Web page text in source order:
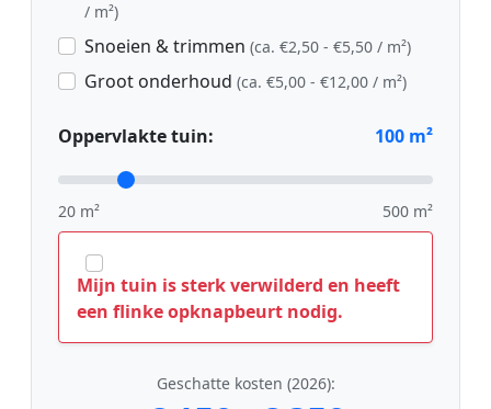
/ m²)
Snoeien & trimmen (ca. €2,50 - €5,50 / m²)
Groot onderhoud (ca. €5,00 - €12,00 / m²)
Oppervlakte tuin: 100 m²
20 m² 500 m²
Mijn tuin is sterk verwilderd en heeft
een flinke opknapbeurt nodig.
Geschatte kosten (2026):